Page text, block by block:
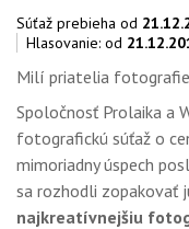
Súťaž prebieha od
Hlasovanie: od
Milí priatelia
Spoločnosť Prolaika a
fotografickú súťaž o
mimoriadny úspech
sa rozhodli zopakovať
najkreatívnejšiu